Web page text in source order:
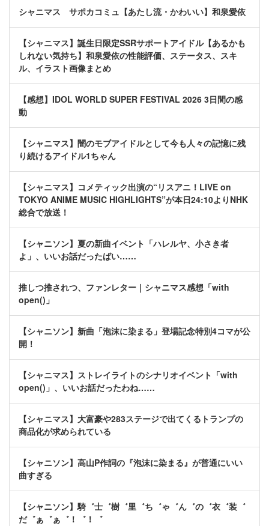
シャニマス サポカコミュ【あたし流・かわいい】和泉愛依
【シャニマス】誕生日限定SSRサポートアイドル【あるかも
しれない気持ち】和泉愛依の性能評価、ステータス、スキ
ル、イラスト画像まとめ
【感想】IDOL WORLD SUPER FESTIVAL 2026 3日間の感
動
【シャニマス】闇のモブアイドルとして今も人々の記憶に残
り続けるアイドル1ちゃん
【シャニマス】コメティック出演の“リスアニ！LIVE on
TOKYO ANIME MUSIC HIGHLIGHTS”が本日24:10よりNHK
総合で放送！
【シャニソン】夏の新曲イベント「ハレルヤ、小さき者
よ」、いいお話だったばい……
推しつ推されつ、ファンレター｜シャニマス感想「with
open()」
【シャニソン】新曲「泡沫に染まる」登場記念特別4コマが公
開！
【シャニマス】ストレイライトのシナリオイベント「with
open()」、いいお話だったわね……
【シャニマス】大富豪や283ステージで出てくるトランプの
商品化が求められている
【シャニソン】高山P作詞の『泡沫に染まる』が普通にいい
曲すぎる
【シャニソン】騎゛士゛樹゛里゛ち゛ゃ゛ん゛の゛衣゛装゛
だ゛ぁ゛ぁ゛！゛！゛